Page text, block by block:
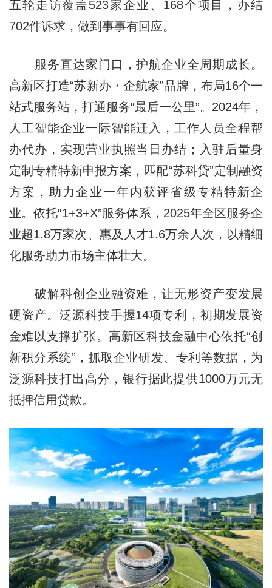
五轮走访覆盖523家企业、168个项目，办结
702件诉求，做到事事有回应。
服务直达家门口，护航企业全周期成长。
高新区打造“苏新办・企航家”品牌，布局16个一
站式服务站，打通服务“最后一公里”。2024年，
人工智能企业一际智能迁入，工作人员全程帮
办代办，实现营业执照当日办结；入驻后量身
定制专精特新申报方案，匹配“苏科贷”定制融资
方案，助力企业一年内获评省级专精特新企
业。依托“1+3+X”服务体系，2025年全区服务企
业超1.8万家次、惠及人才1.6万余人次，以精细
化服务助力市场主体壮大。
破解科创企业融资难，让无形资产变发展
硬资产。泛源科技手握14项专利，初期发展资
金难以支撑扩张。高新区科技金融中心依托“创
新积分系统”，抓取企业研发、专利等数据，为
泛源科技打出高分，银行据此提供1000万元无
抵押信用贷款。